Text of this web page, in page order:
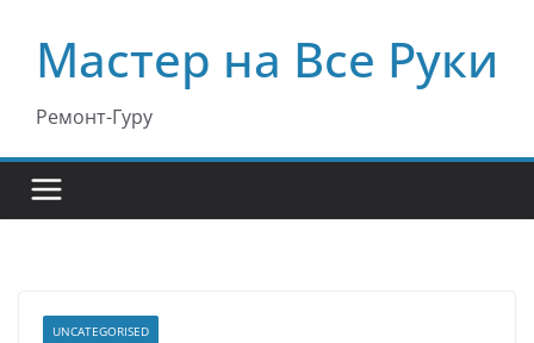
содержимому
Мастер на Все Руки
Ремонт-Гуру
UNCATEGORISED